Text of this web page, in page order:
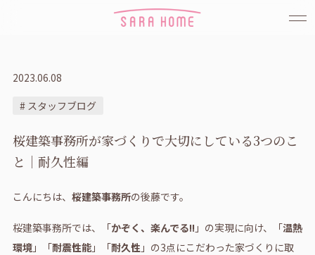
2023.06.08
# スタッフブログ
桜建築事務所が家づくりで大切にしている3つのこ
と｜耐久性編
こんにちは、 桜建築事務所の後藤です。
桜建築事務所では、「かぞく、楽んでる!! 」の実現に向け、「温熱
環境」「耐震性能」「耐久性 」の3点にこだわった家づくりに取